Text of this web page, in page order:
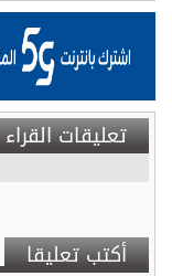
تعليقات القراء
أكتب تعليقا